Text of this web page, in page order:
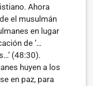
Ahora
el musulmán
en lugar
de ‘…
(48:30).
huyen a los
en paz, para